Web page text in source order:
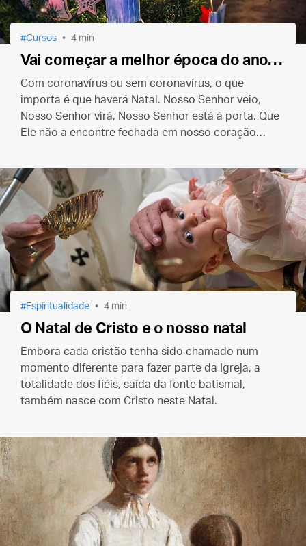
Cursos 4 min
Vai começar a melhor época do ano…
Com coronavírus ou sem coronavírus, o que
importa é que haverá Natal. Nosso Senhor veio,
Nosso Senhor virá, Nosso Senhor está à porta. Que
Ele não a encontre fechada em nosso coração
Espiritualidade 4 min
O Natal de Cristo e o nosso natal
Embora cada cristão tenha sido chamado num
momento diferente para fazer parte da Igreja, a
totalidade dos fiéis, saída da fonte batismal,
também nasce com Cristo neste Natal.